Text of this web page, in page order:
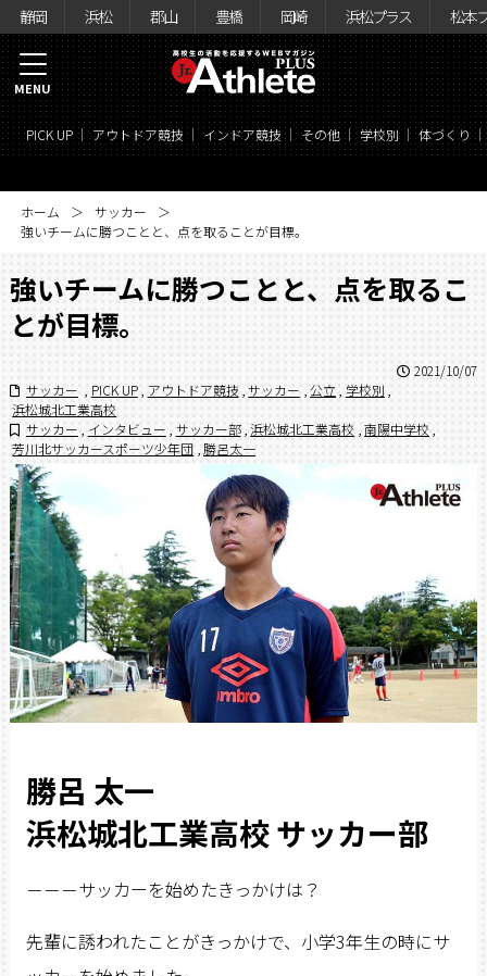
静岡 浜松 郡山 豊橋 岡崎 浜松プラス 松本
PICK UP アウトドア競技 インドア競技 その他 学校別 体づくり
MENU
ホーム
サッカー
強いチームに勝つことと、点を取ることが目標。
強いチームに勝つことと、点を取るこ
とが目標。
2021/10/07
サッカー , PICK UP アウトドア競技 サッカー 公立 学校別
浜松城北工業高校
サッカー
インタビュー サッカー部 浜松城北工業高校 南陽中学校
芳川北サッカースポーツ少年団 勝呂太一
勝呂 太一
浜松城北工業高校 サッカー部
－－－サッカーを始めたきっかけは？
先輩に誘われたことがきっかけで、小学3年生の時にサ